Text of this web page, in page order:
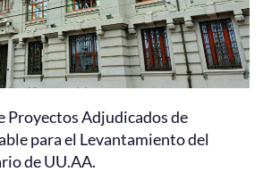
Proyectos Adjudicados de
para el Levantamiento del
de UU.AA.